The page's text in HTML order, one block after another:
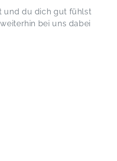
und du dich gut fühlst
bei uns dabei